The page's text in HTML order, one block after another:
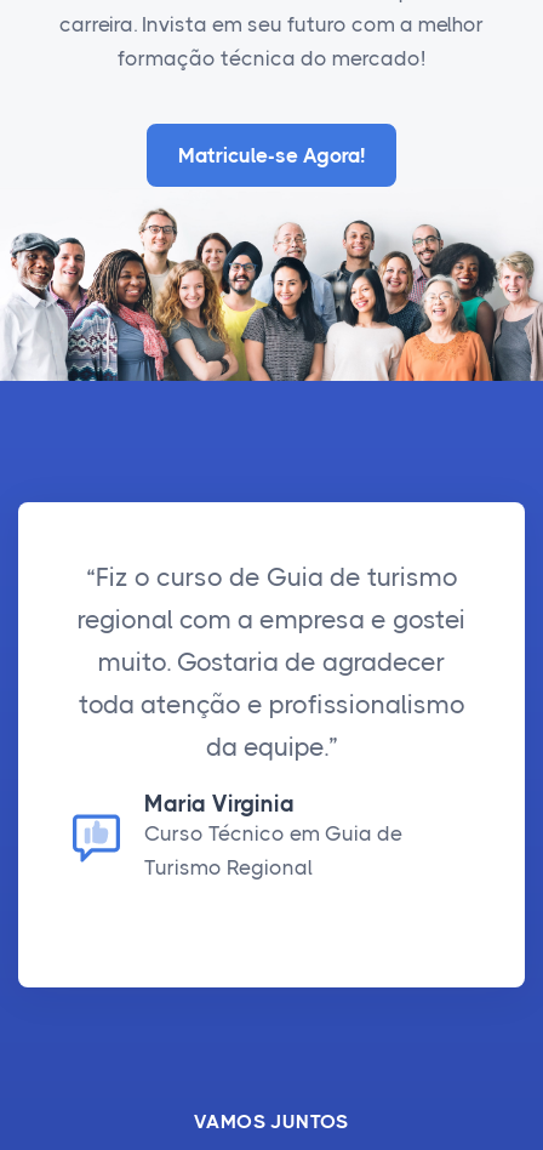
carreira. Invista em seu futuro com a melhor
formação técnica do mercado!
Matricule-se Agora!
“Fiz o curso de Guia de turismo
regional com a empresa e gostei
muito. Gostaria de agradecer
toda atenção e profissionalismo
da equipe.”
Maria Virginia
Curso Técnico em Guia de
Turismo Regional
VAMOS JUNTOS